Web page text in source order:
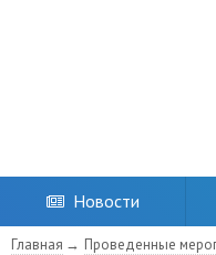
Новости
Главная Проведенные